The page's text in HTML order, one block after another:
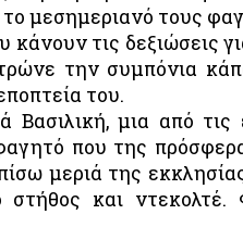
μεσημεριανό τους
τις δεξιώσεις
την συμπόνια
του.
μια από τις
που της
μεριά της
και ντεκολτέ.